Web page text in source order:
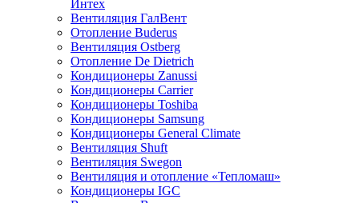
Интех
Вентиляция ГалВент
Отопление Buderus
Вентиляция Ostberg
Отопление De Dietrich
Кондиционеры Zanussi
Кондиционеры Carrier
Кондиционеры Toshiba
Кондиционеры Samsung
Кондиционеры General Climate
Вентиляция Shuft
Вентиляция Swegon
Вентиляция и отопление «Тепломаш»
Кондиционеры IGC